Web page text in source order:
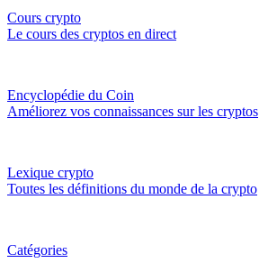
Cours crypto
Le cours des cryptos en direct
Encyclopédie du Coin
Améliorez vos connaissances sur les cryptos
Lexique crypto
Toutes les définitions du monde de la crypto
Catégories